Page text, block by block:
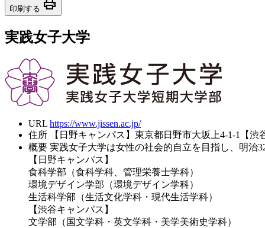
印刷する print
実践女子大学
URL https://www.jissen.ac.jp/
住所
【日野キャンパス】東京都日野市大坂上4-1-1【
概要 実践女子大学は女性の社会的自立を目指し、明治
【日野キャンパス】
食科学部（食科学科、管理栄養士学科）
環境デザイン学部（環境デザイン学科）
生活科学部（生活文化学科・現代生活学科）
【渋谷キャンパス】
文学部（国文学科・英文学科・美学美術史学科）